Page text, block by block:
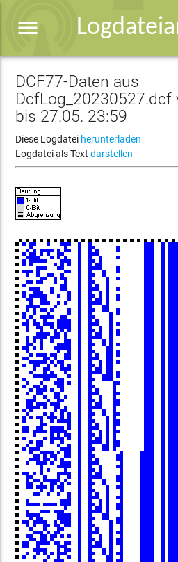
menu
DCF77-Daten aus
DcfLog_20230527.dcf
bis 27.05. 23:59
Diese Logdatei herunterladen
Logdatei als Textdarstellen